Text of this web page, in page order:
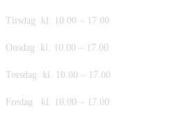
Tirsdag kl. 10.00 – 17.00
Onsdag kl. 10.00 – 17.00
Torsdag kl. 10.00 – 17.00
Fredag kl. 10.00 – 17.00